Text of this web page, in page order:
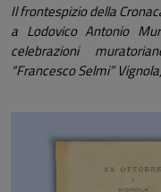
Il frontespizio della
a Lodovico Antonio
celebrazioni
“Francesco Selmi”